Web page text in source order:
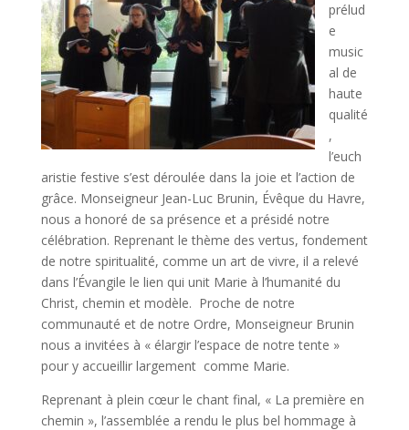
prélud
e
music
al de
haute
qualité
,
l’euch
aristie festive s’est déroulée dans la joie et l’action de
grâce. Monseigneur Jean-Luc Brunin, Évêque du Havre,
nous a honoré de sa présence et a présidé notre
célébration. Reprenant le thème des vertus, fondement
de notre spiritualité, comme un art de vivre, il a relevé
dans l’Évangile le lien qui unit Marie à l’humanité du
Christ, chemin et modèle. Proche de notre
communauté et de notre Ordre, Monseigneur Brunin
nous a invitées à « élargir l’espace de notre tente »
pour y accueillir largement comme Marie.
Reprenant à plein cœur le chant final, « La première en
chemin », l’assemblée a rendu le plus bel hommage à